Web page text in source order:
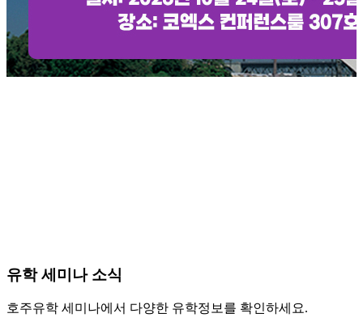
유학세미나 소식
호주유학 세미나에서 다양한 유학정보를 확인하세요.